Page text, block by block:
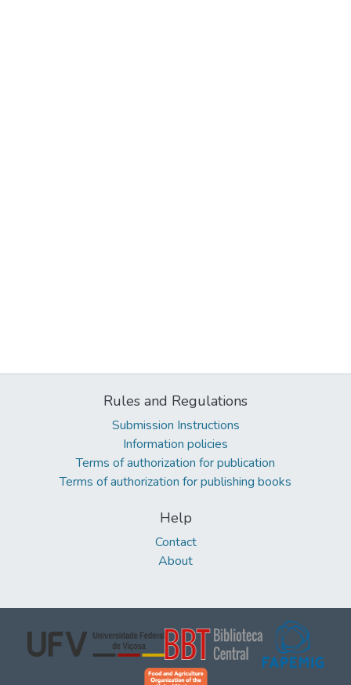
Rules and Regulations
Submission Instructions
Information policies
Terms of authorization for publication
Terms of authorization for publishing books
Help
Contact
About